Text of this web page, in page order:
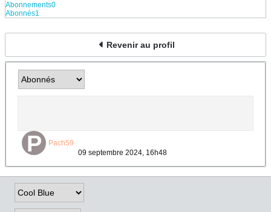
Abonnements0
Abonnés1
Revenir au profil
Pach59
09 septembre 2024, 16h48